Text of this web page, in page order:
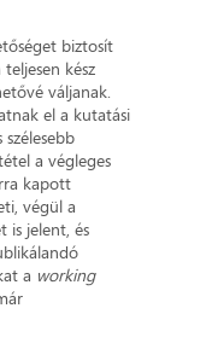
biztosít
kész
váljanak.
el a kutatási
a végleges
kapott
végül a
is jelent, és
a working